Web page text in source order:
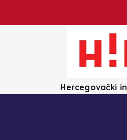
Hercegovački